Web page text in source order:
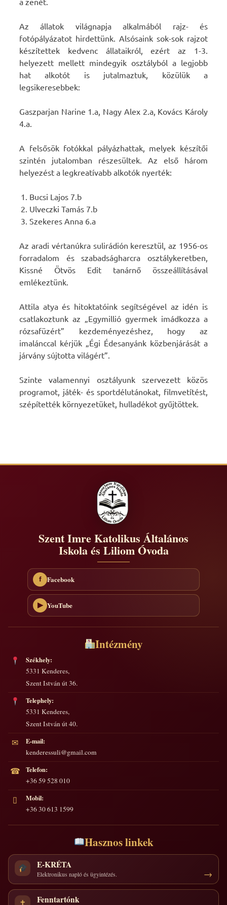
Az állatok világnapja alkalmából rajz- és
fotópályázatot hirdettünk. Alsósaink sok-sok rajzot
készítettek kedvenc állataikról, ezért az 1-3.
helyezett mellett mindegyik osztályból a legjobb
hat alkotót is jutalmaztuk, közülük a
legsikeresebbek:
Gaszparjan Narine 1.a, Nagy Alex 2.a, Kovács Károly
4.a.
A felsősök fotókkal pályázhattak, melyek készítői
szintén jutalomban részesültek. Az első három
helyezést a legkreatívabb alkotók nyerték:
Bucsi Lajos 7.b
Ulveczki Tamás 7.b
Szekeres Anna 6.a
Az aradi vértanúkra sulirádión keresztül, az 1956-os
forradalom és szabadságharcra osztálykeretben,
Kissné Ötvös Edit tanárnő összeállításával
emlékeztünk.
Attila atya és hitoktatóink segítségével az idén is
csatlakoztunk az „Egymillió gyermek imádkozza a
rózsafüzért” kezdeményezéshez, hogy az
imalánccal kérjük „Égi Édesanyánk közbenjárását a
járvány sújtotta világért”.
Szinte valamennyi osztályunk szervezett közös
programot, játék- és sportdélutánokat, filmvetítést,
szépítették környezetüket, hulladékot gyűjtöttek.
Szent Imre Katolikus Általános
Iskola és Liliom Óvoda
f Facebook
▶ YouTube
Intézmény
Székhely:
5331 Kenderes,
Szent István út 36.
Telephely:
5331 Kenderes,
Szent István út 40.
✉
E-mail:
kenderessuli@gmail.com
☎
Telefon:
+36 59 528 010
▯
Mobil:
+36 30 613 1599
Hasznos linkek
E-KRÉTA
Elektronikus napló és ügyintézés.
✝ Fenntartónk